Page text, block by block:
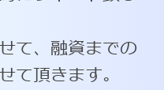
て、融資までの
て頂きます。